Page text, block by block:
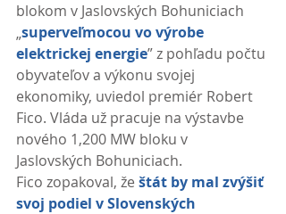
blokom v Jaslovských Bohuniciach
„superveľmocou vo výrobe
elektrickej energie” z pohľadu počtu
obyvateľov a výkonu svojej
ekonomiky, uviedol premiér Robert
Fico. Vláda už pracuje na výstavbe
nového 1,200 MW bloku v
Jaslovských Bohuniciach.
Fico zopakoval, že štát by mal zvýšiť
svoj podiel v Slovenských